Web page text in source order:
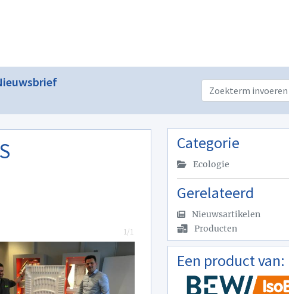
1/1
Categorie
Ecologie
Gerelateerd
Nieuwsartikelen
Producten
Een product van: